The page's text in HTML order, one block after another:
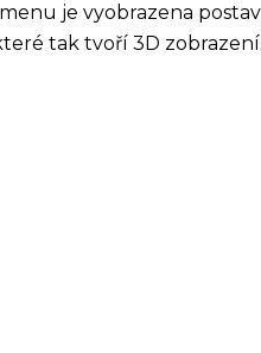
je vyobrazena
tak tvoří 3D